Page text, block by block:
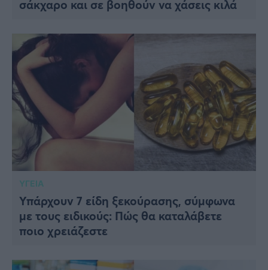
σάκχαρο και σε βοηθούν να χάσεις κιλά
ΥΓΕΙΑ
Υπάρχουν 7 είδη ξεκούρασης, σύμφωνα
με τους ειδικούς: Πώς θα καταλάβετε
ποιο χρειάζεστε